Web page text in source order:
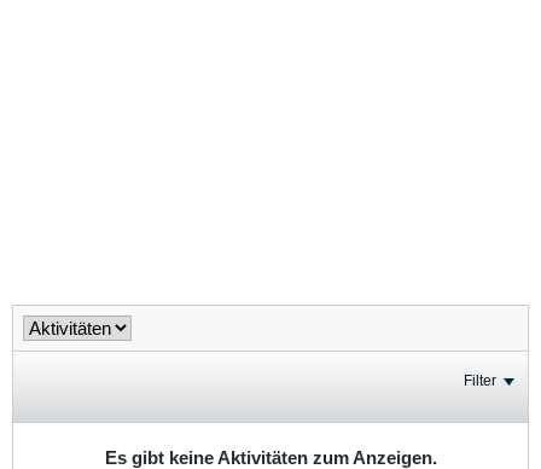
Filter
Es gibt keine Aktivitäten zum Anzeigen.